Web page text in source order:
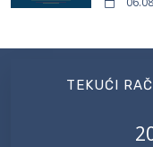
TEKUĆI